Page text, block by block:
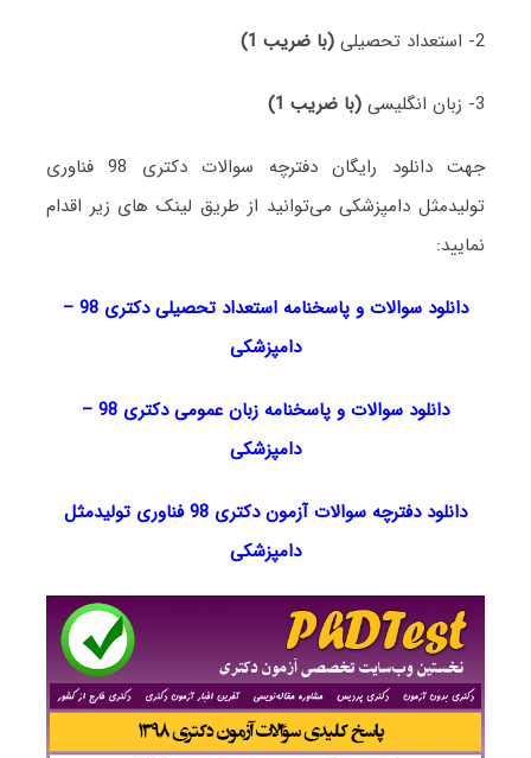
2- استعداد تحصیلی (با ضریب 1)
3- زبان انگلیسی (با ضریب 1)
جهت دانلود رایگان دفترچه سوالات دکتری 98 فناوری
تولیدمثل دامپزشکی می‌توانید از طریق لینک های زیر اقدام
نمایید:
دانلود سوالات و پاسخنامه استعداد تحصیلی دکتری 98
–
دامپزشکی
دانلود سوالات و پاسخنامه زبان عمومی دکتری 98
–
دامپزشکی
دانلود دفترچه سوالات آزمون دکتری 98 فناوری تولیدمثل
دامپزشکی